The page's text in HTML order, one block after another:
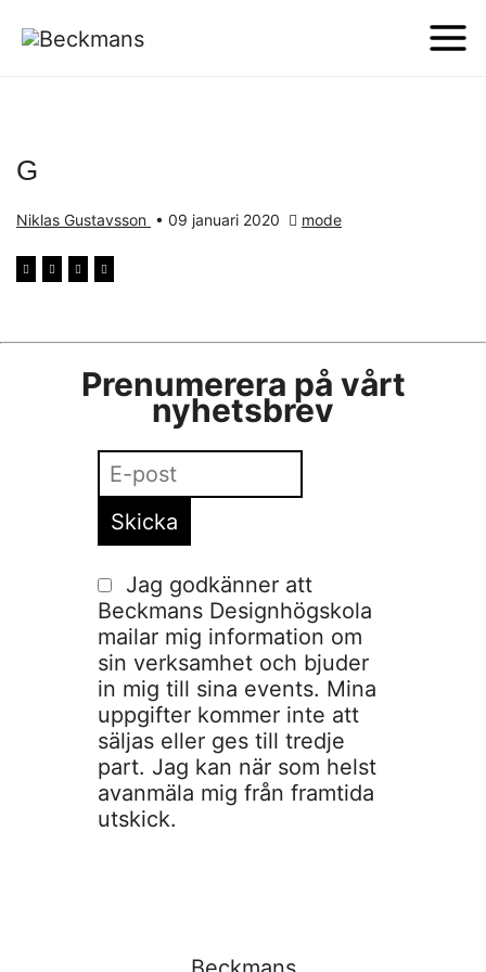
G
Niklas Gustavsson • 09 januari 2020 mode
Prenumerera på vårt
nyhetsbrev
Jag godkänner att
Beckmans Designhögskola
mailar mig information om
sin verksamhet och bjuder
in mig till sina events. Mina
uppgifter kommer inte att
säljas eller ges till tredje
part. Jag kan när som helst
avanmäla mig från framtida
utskick.